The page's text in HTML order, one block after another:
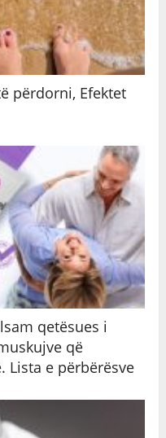
përdorni, Efektet
qetësues i
që
Lista e përbërësve